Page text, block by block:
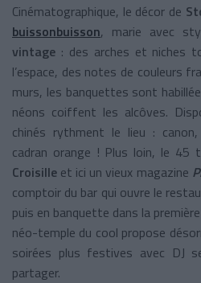
Cinématographique, le décor de
buissonbuisson, marie avec
vintage : des arches et niches
l’espace, des notes de couleurs
murs, les banquettes sont
néons coiffent les alcôves.
chinés rythment le lieu :
cadran orange ! Plus loin, le 45
Croisille et ici un vieux magazine
comptoir du bar qui ouvre le
puis en banquette dans la
néo-temple du cool propose
soirées plus festives avec DJ
partager.